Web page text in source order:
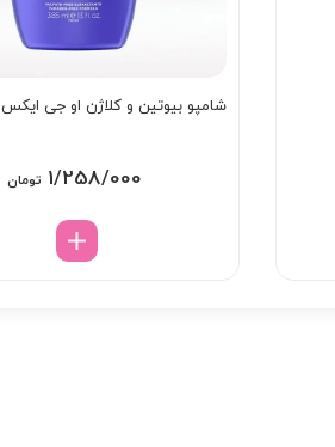
شامپو بیوتین و کلاژن او جی ایکس
1/258/000 تومان